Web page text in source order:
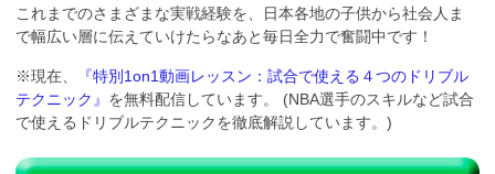
これまでのさまざまな実戦経験を、日本各地の子供から社会人ま
で幅広い層に伝えていけたらなあと毎日全力で奮闘中です！
※現在、
『特別1on1動画レッスン：試合で使える４つのドリブル
テクニック』 を無料配信しています。 (NBA選手のスキルなど試合
で使えるドリブルテクニックを徹底解説しています。)